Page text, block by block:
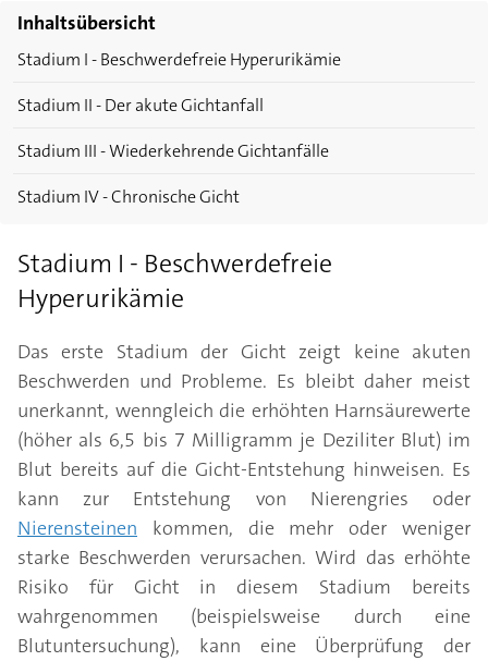
Inhaltsübersicht
Stadium I - Beschwerdefreie Hyperurikämie
Stadium II - Der akute Gichtanfall
Stadium III - Wiederkehrende Gichtanfälle
Stadium IV - Chronische Gicht
Stadium I - Beschwerdefreie
Hyperurikämie
Das erste Stadium der Gicht zeigt keine akuten
Beschwerden und Probleme. Es bleibt daher meist
unerkannt, wenngleich die erhöhten Harnsäurewerte
(höher als 6,5 bis 7 Milligramm je Deziliter Blut) im
Blut bereits auf die Gicht-Entstehung hinweisen. Es
kann zur Entstehung von Nierengries oder
Nierensteinen kommen, die mehr oder weniger
starke Beschwerden verursachen. Wird das erhöhte
Risiko für Gicht in diesem Stadium bereits
wahrgenommen (beispielsweise durch eine
Blutuntersuchung), kann eine Überprüfung der